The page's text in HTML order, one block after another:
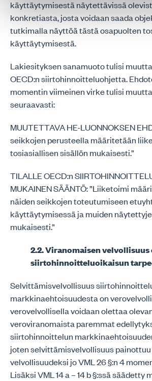
käyttäytymisestä näytettävissä
konkretiasta, josta voidaan saada
tutkimalla näyttöä tästä osapuolten
käyttäytymisestä.
Lakiesityksen sanamuoto tulisi
OECD:n siirtohinnoitteluohjetta.
momentin viimeinen virke tulisi
seuraavasti:
MUUTETTAVA HE-LUONNOKSEN
seikkojen perusteella määritetään
tosiasiallisen sisällön mukaisesti.”
TILALLE OECD:n
MUKAINEN SÄÄNTÖ: ”Liiketoimi
näiden seikkojen toteutumiseen
käyttäytymisessä ja muiden
mukaisesti.”
2.2. Viranomaisen
siirtohinnoitteluoikaisun
Selvittämisvelvollisuus
markkinaehtoisuudesta on
verovelvollisella voidaan olettaa
veroviranomaista paremmat
siirtohinnoittelun
joten selvittämisvelvollisuus
velvollisuudeksi jo VML 26 §:n 4
Lisäksi VML 14 a – 14 b §:ssä säädetty